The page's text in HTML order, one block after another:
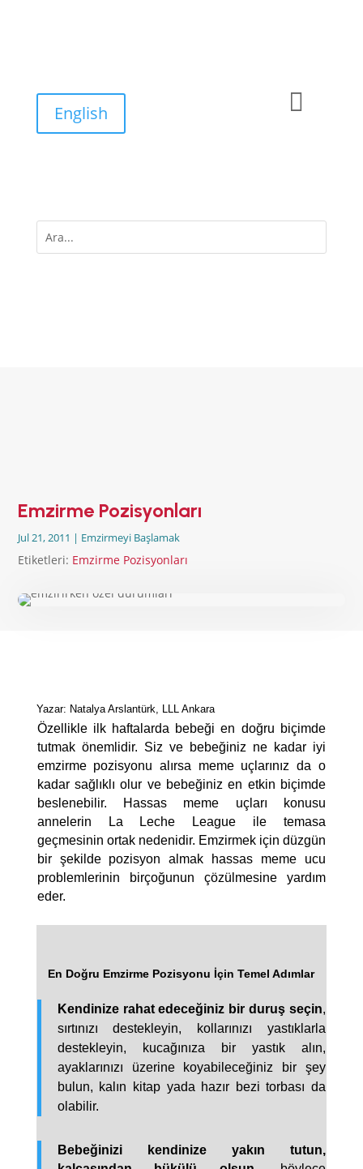

English
AŞMAK
DÖNEMLERİ
ÖZEL
EMZİRME
EMZİRME
SANATI
LLL TÜRKİYE
HAKKINDA
Emzirme Pozisyonları
Jul 21, 2011 | Emzirmeyi Başlamak
Etiketleri: Emzirme Pozisyonları
Yazar: Natalya Arslantürk, LLL Ankara
Özellikle ilk haftalarda bebeği en doğru biçimde
tutmak önemlidir. Siz ve bebeğiniz ne kadar iyi
emzirme pozisyonu alırsa meme uçlarınız da o
kadar sağlıklı olur ve bebeğiniz en etkin biçimde
beslenebilir. Hassas meme uçları konusu
annelerin La Leche League ile temasa
geçmesinin ortak nedenidir. Emzirmek için düzgün
bir şekilde pozisyon almak hassas meme ucu
problemlerinin birçoğunun çözülmesine yardım
eder.
En Doğru Emzirme Pozisyonu İçin Temel Adımlar
Kendinize rahat edeceğiniz bir duruş seçin,
sırtınızı destekleyin, kollarınızı yastıklarla
destekleyin, kucağınıza bir yastık alın,
ayaklarınızı üzerine koyabileceğiniz bir şey
bulun, kalın kitap yada hazır bezi torbası da
olabilir.
Bebeğinizi kendinize yakın tutun,